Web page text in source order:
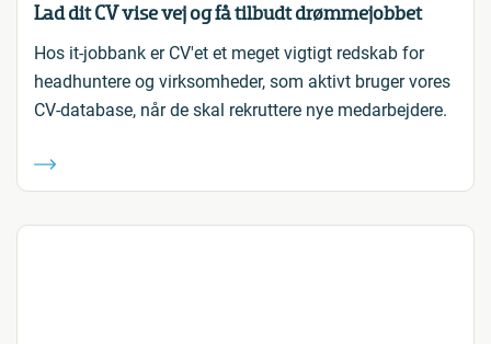
Lad dit CV vise vej og få tilbudt drømmejobbet
Hos it-jobbank er CV'et et meget vigtigt redskab for
headhuntere og virksomheder, som aktivt bruger vores
CV-database, når de skal rekruttere nye medarbejdere.